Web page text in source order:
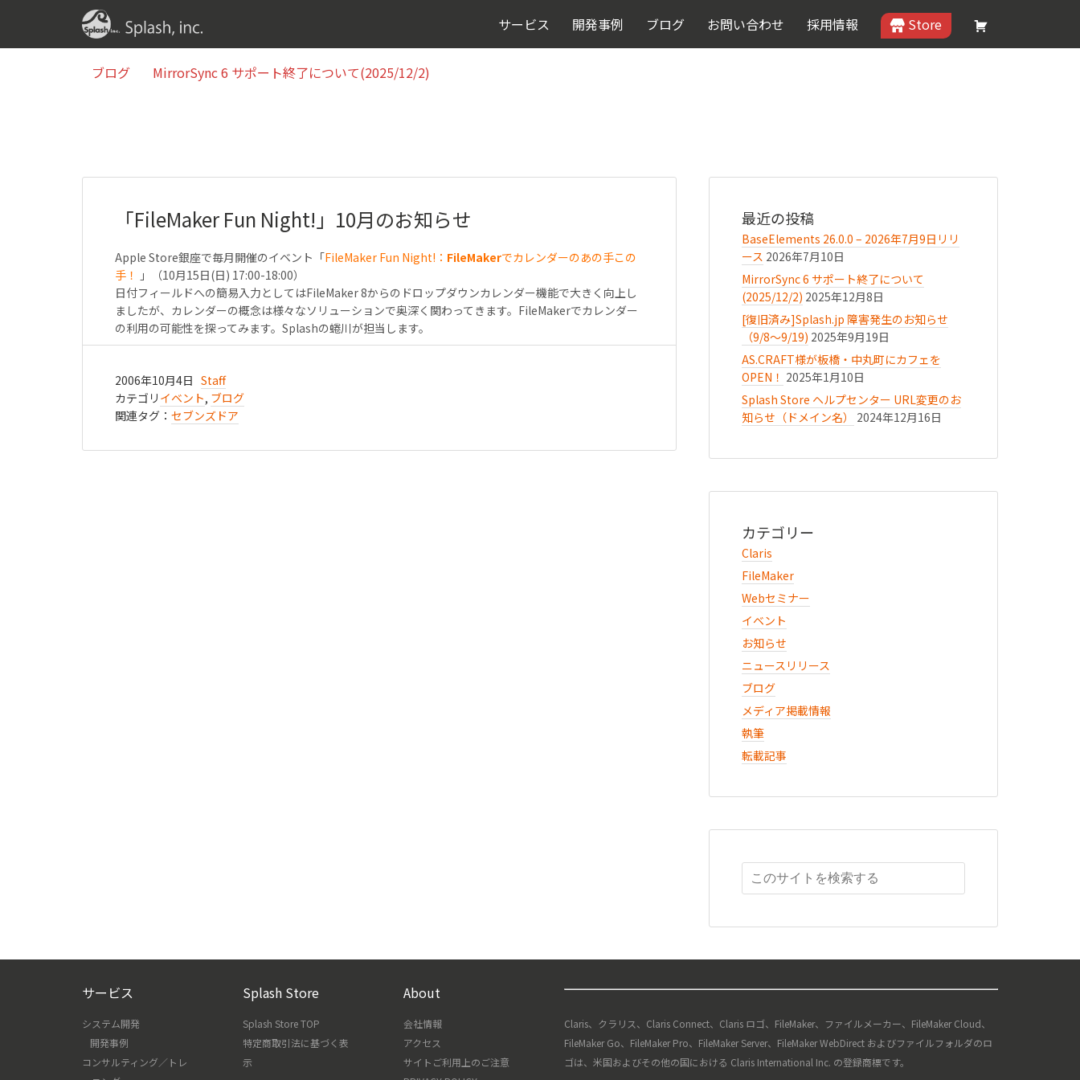
サービス 開発事例 ブログ お問い合わせ 採用情報 Store
ブログ MirrorSync 6 サポート終了について(2025/12/2)
ブログ MirrorSync 6 サポート終了について(2025/12/2)
「FileMaker Fun Night!」10月のお知らせ
Apple Store銀座で毎月開催のイベント「FileMaker Fun Night!： FileMakerでカレンダーのあの手この
手！
」（10月15日(日) 17:00-18:00）
日付フィールドへの簡易入力としてはFileMaker 8からのドロップダウンカレンダー機能で大きく向上し
ましたが、カレンダーの概念は様々なソリューションで奥深く関わってきます。FileMakerでカレンダー
の利用の可能性を探ってみます。Splashの蜷川が担当します。
2006年10月4日 Staff
カテゴリ イベント, ブログ
関連タグ： セブンズドア
最近の投稿
BaseElements 26.0.0 – 2026年7月9日リリ
ース 2026年7月10日
MirrorSync 6 サポート終了について
(2025/12/2) 2025年12月8日
[復旧済み]Splash.jp 障害発生のお知らせ
（9/8〜9/19) 2025年9月19日
AS.CRAFT様が板橋・中丸町にカフェを
OPEN！ 2025年1月10日
Splash Store ヘルプセンター URL変更のお
知らせ（ドメイン名）
2024年12月16日
カテゴリー
Claris
FileMaker
Webセミナー
イベント
お知らせ
ニュースリリース
ブログ
メディア掲載情報
執筆
転載記事
サービス
システム開発
開発事例
コンサルティング／トレ
Splash Store
Splash Store TOP
特定商取引法に基づく表
示
About
会社情報
アクセス
サイトご利用上のご注意
Claris、クラリス、Claris Connect、Claris ロゴ、FileMaker、ファイルメーカー、FileMaker Cloud、
FileMaker Go、FileMaker Pro、FileMaker Server、FileMaker WebDirect およびファイルフォルダのロ
ゴは、米国およびその他の国における Claris International Inc. の登録商標です。